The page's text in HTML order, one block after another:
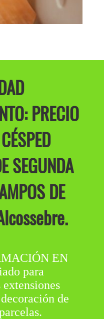
PRECIO
SEGUNDA
DE
EN
para
de